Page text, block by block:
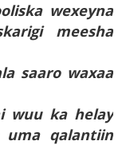
wexeyna
meesha
saaro waxaa
wuu ka helay
uma qalantiin